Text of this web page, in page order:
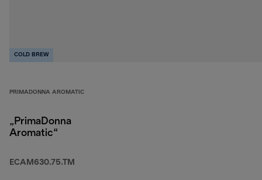
COLD BREW
PRIMADONNA AROMATIC
„PrimaDonna
Aromatic“
ECAM630.75.TM